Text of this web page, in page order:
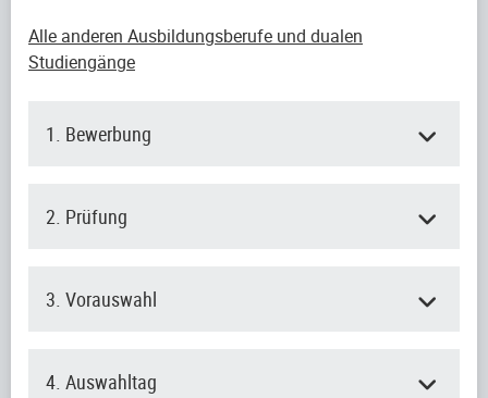
Alle anderen Ausbildungsberufe und dualen
Studiengänge
1. Bewerbung
2. Prüfung
3. Vorauswahl
4. Auswahltag